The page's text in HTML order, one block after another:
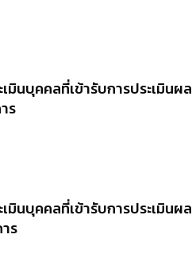
มินบุคคลที่เข้ารับการประเมินผล
ร
มินบุคคลที่เข้ารับการประเมินผล
ร